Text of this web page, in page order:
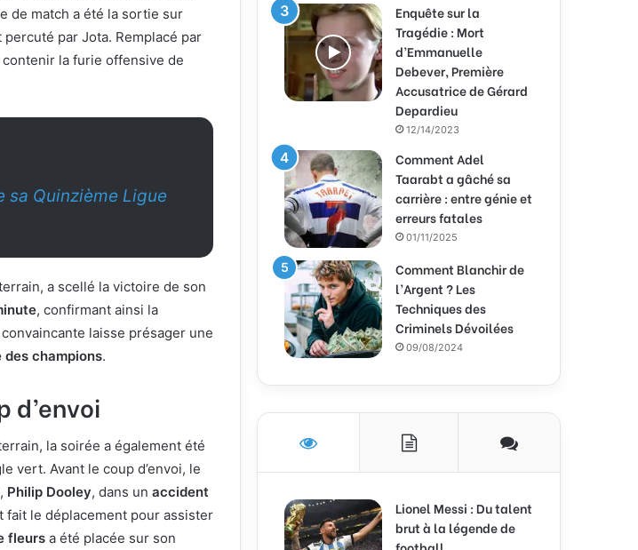
de match a été la sortie sur
percuté par Jota. Remplacé par
contenir la furie offensive de
sa Quinzième Ligue
a scellé la victoire de son
, confirmant ainsi la
laisse présager une
des champions.
d’envoi
la soirée a également été
vert. Avant le coup d’envoi, le
Philip Dooley, dans un accident
fait le déplacement pour assister
fleurs a été placée sur son
Enquête sur la
Tragédie : Mort
d’Emmanuelle
Debever, Première
Accusatrice de Gérard
Depardieu
12/14/2023
Comment Adel
Taarabt a gâché sa
carrière : entre génie et
erreurs fatales
01/11/2025
Comment Blanchir de
l’Argent ? Les
Techniques des
Criminels Dévoilées
09/08/2024
Lionel Messi : Du talent
brut à la légende de